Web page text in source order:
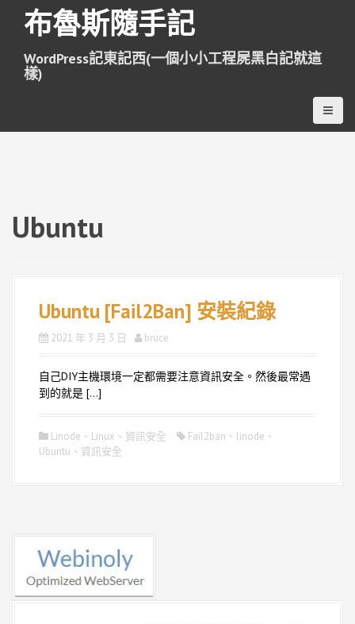
布魯斯隨手記
WordPress記東記西(一個小小工程屍黑白記就這
樣)
Ubuntu
Ubuntu [Fail2Ban] 安裝紀錄
2021 年 3 月 3 日 bruce
自己DIY主機環境一定都需要注意資訊安全。然後最常遇
到的就是 […]
Linode 、 Linux 、 資訊安全 Fail2ban 、 linode 、
Ubuntu 、 資訊安全